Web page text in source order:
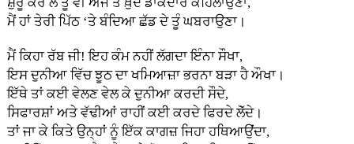
ਮੈਂ ਹਾਂ ਤੇਰੀ ਪਿੱਠ ‘ਤੇ ਬੰਦਿਆ ਛੱਡ ਦੇ ਤੂੰ ਘਬਰਾਉਣਾ।
ਮੈਂ ਕਿਹਾ ਰੱਬ ਜੀ! ਇਹ ਕੰਮ ਨਹੀਂ ਲੱਗਦਾ ਇੰਨਾ ਸੌਖਾ,
ਇਸ ਦੁਨੀਆ ਵਿੱਚ ਝੂਠ ਦਾ ਖਮਿਆਜ਼ਾ ਭਰਨਾ ਬੜਾ ਹੈ ਔਖਾ।
ਇੱਥੇ ਤਾਂ ਕਈ ਵੇਲਣ ਵੇਲ ਕੇ ਦੁਨੀਆ ਕਰਦੀ ਸੌਦੇ,
ਸਿਫਾਰਸ਼ਾਂ ਅਤੇ ਵੱਢੀਆਂ ਰਾਹੀਂ ਕਈ ਕਰਦੇ ਫਿਰਦੇ ਲੋੱਦੇ।
ਤਾਂ ਜਾ ਕੇ ਕਿਤੇ ਉਨ੍ਹਾਂ ਨੂੰ ਇੱਕ ਕਾਗਜ਼ ਜਿਹਾ ਹਥਿਆਉਂਦਾ,